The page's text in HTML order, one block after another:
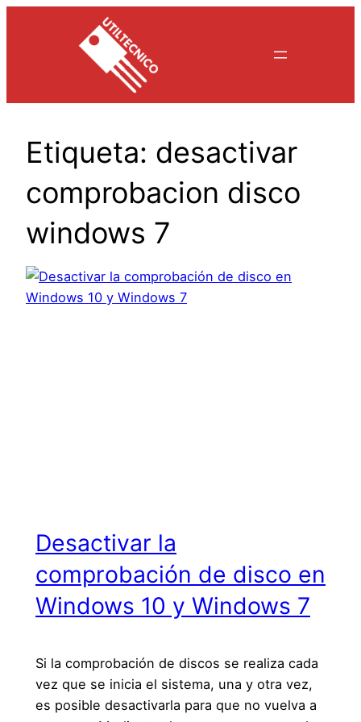
Etiqueta: desactivar
comprobacion disco
windows 7
Desactivar la
comprobación de disco en
Windows 10 y Windows 7
Si la comprobación de discos se realiza cada
vez que se inicia el sistema, una y otra vez,
es posible desactivarla para que no vuelva a